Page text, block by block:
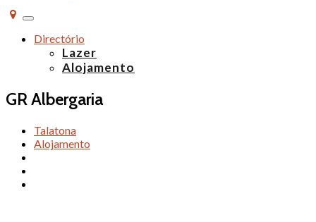
Alternar
de
navegação
Directório
Lazer
Alojamento
GR Albergaria
Talatona
Alojamento